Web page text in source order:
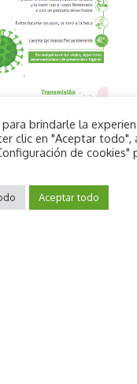
Aceptar
brindarle la
clic en "Aceptar
de cookies"
Aceptar todo